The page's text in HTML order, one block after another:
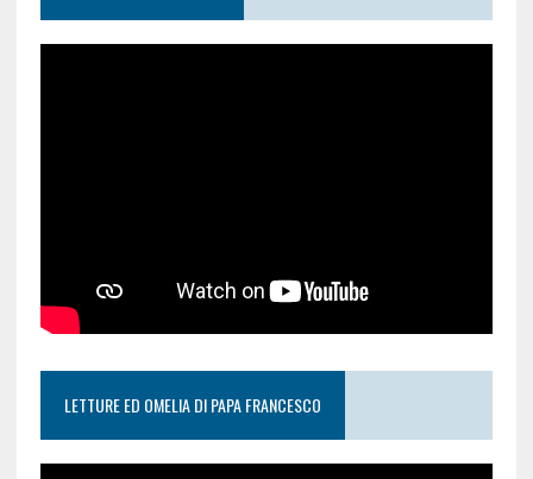
LETTURE ED OMELIA DI PAPA FRANCESCO